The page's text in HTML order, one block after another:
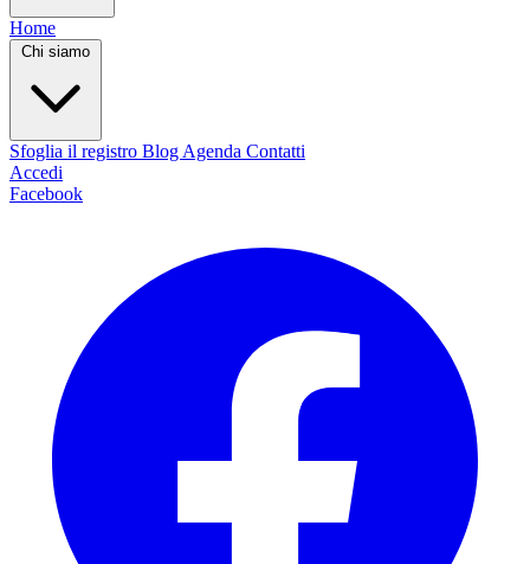
Home
Chi siamo
Sfoglia il registro Blog Agenda Contatti
Accedi
Facebook